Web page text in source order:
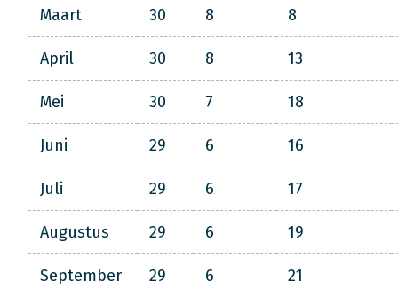
Maart 30 8 8
April 30 8 13
Mei 30 7 18
Juni 29 6 16
Juli 29 6 17
Augustus 29 6 19
September 29 6 21